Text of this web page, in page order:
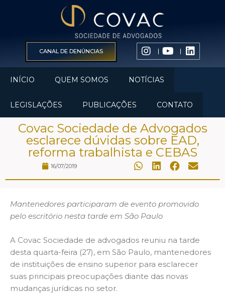
CANAL DE DENÚNCIAS
INÍCIO QUEM SOMOS NOTÍCIAS
LEGISLAÇÕES PUBLICAÇÕES CONTATO
Covac Sociedade de Advogados
esclarece dúvidas sobre EAD,
reforma trabalhista e CEBAS
16/07/2019
Mantenedores participaram de evento promovido
pelo escritório nesta tarde em São Paulo
A Covac Sociedade de advogados reuniu na tarde
desta quarta-feira (27), em São Paulo, mantenedores
de instituições de ensino superior para esclarecer
suas principais preocupações diante das novas
mudanças jurídicas no setor.